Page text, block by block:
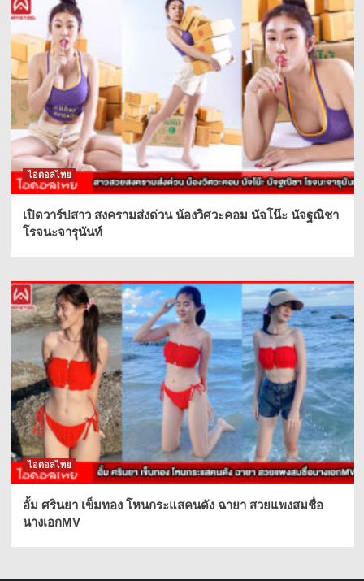
ไอดอลไทย
เปิดวาร์ปสาว สงครามส่งด่วน น้องวิศวะคอม นัจโน๊ะ นัจฐณิชา
โรจนะจารุนันท์
ไอดอลไทย
อั้ม ศรินยา เข็มทอง โหนกระแสคนดัง ฉายา สวยแพงสมชื่อ
นางเอกMV